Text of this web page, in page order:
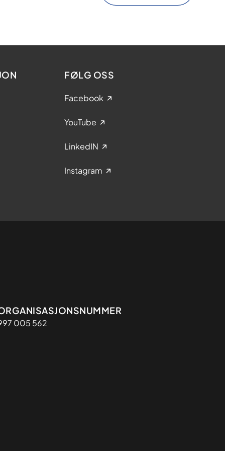
FØLG OSS
Facebook
YouTube
LinkedIN
Instagram
005 562